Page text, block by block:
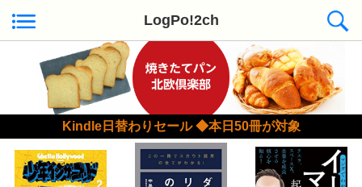
LogPo!2ch
Kindle日替わりセール ◆本日50冊が対象